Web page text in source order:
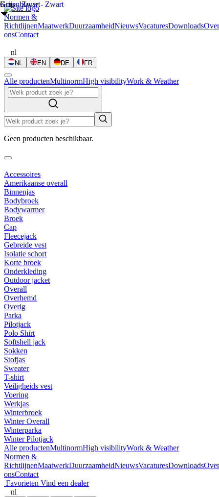
Normen &
RichtlijnenMaatwerkDuurzaamheidNieuwsVacaturesDownloadsOver
onsContact
nl
NL EN DE FR
Alle productenMultinormHigh visibilityWork & Weather
Geen producten beschikbaar.
Accessoires
Amerikaanse overall
Binnenjas
Bodybroek
Bodywarmer
Broek
Cap
Fleecejack
Gebreide vest
Isolatie schort
Korte broek
Onderkleding
Outdoor jacket
Overall
Overhemd
Overig
Parka
Pilotjack
Polo Shirt
Softshell jack
Sokken
Stofjas
Sweater
T-shirt
Veiligheids vest
Voering
Werkjas
Winterbroek
Winter Overall
Winterparka
Winter Pilotjack
Alle productenMultinormHigh visibilityWork & Weather
Normen &
RichtlijnenMaatwerkDuurzaamheidNieuwsVacaturesDownloadsOver
onsContact
Favorieten Vind een dealer
nl
Grijs - Zwart
Korenblauw - Zwart